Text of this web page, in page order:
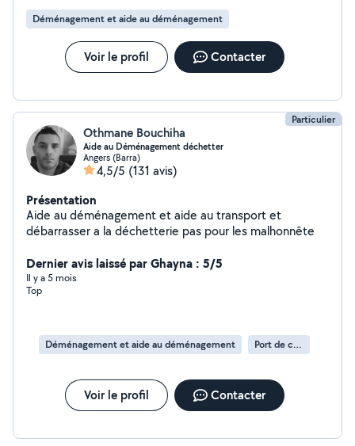
Déménagement et aide au déménagement
Voir le profil Contacter
Particulier
Othmane Bouchiha
Aide au Déménagement déchetter
Angers (Barra)
4,5/5 (131 avis)
Présentation
Aide au déménagement et aide au transport et
débarrasser a la déchetterie pas pour les malhonnête
Dernier avis laissé par Ghayna : 5/5
Il y a 5 mois
Top
Déménagement et aide au déménagement Port de cartons
Voir le profil Contacter